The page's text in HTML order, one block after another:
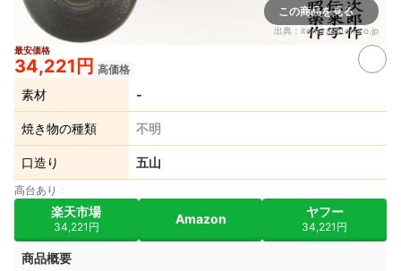
この商品を見る
出典： item.rakuten.co.jp
最安価格
34,221円 高価格
素材 ‐
焼き物の種類 不明
口造り 五山
高台あり
楽天市場
34,221円
Amazon ヤフー
34,221円
商品概要